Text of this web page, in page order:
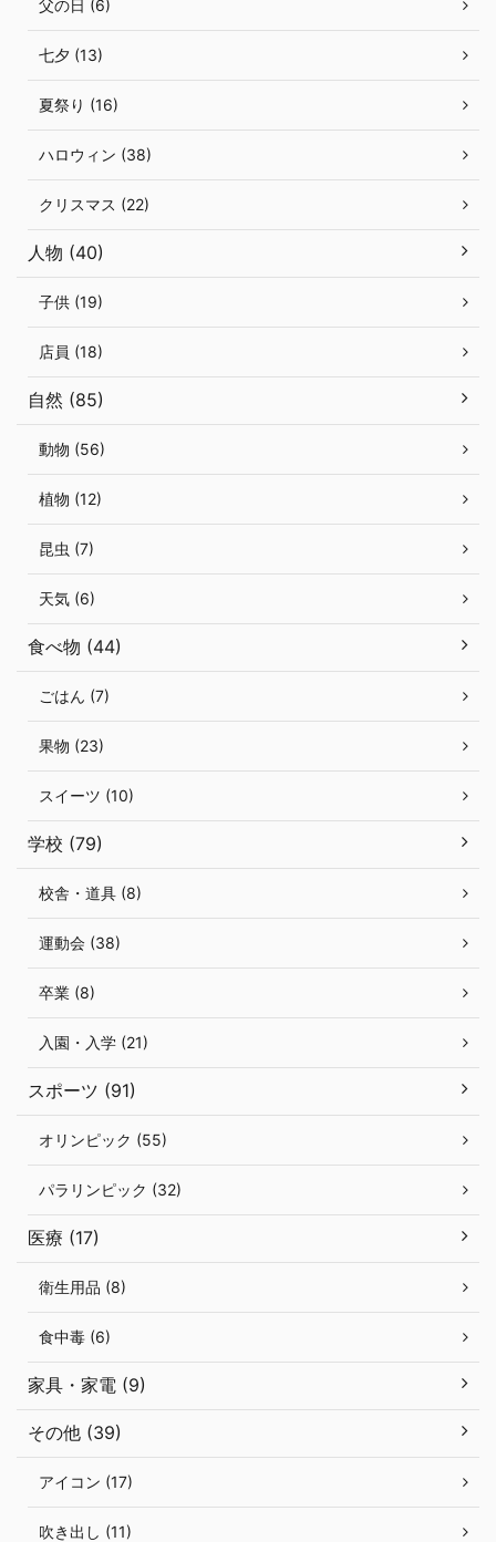
父の日 (6)
七夕 (13)
夏祭り (16)
ハロウィン (38)
クリスマス (22)
人物 (40)
子供 (19)
店員 (18)
自然 (85)
動物 (56)
植物 (12)
昆虫 (7)
天気 (6)
食べ物 (44)
ごはん (7)
果物 (23)
スイーツ (10)
学校 (79)
校舎・道具 (8)
運動会 (38)
卒業 (8)
入園・入学 (21)
スポーツ (91)
オリンピック (55)
パラリンピック (32)
医療 (17)
衛生用品 (8)
食中毒 (6)
家具・家電 (9)
その他 (39)
アイコン (17)
吹き出し (11)